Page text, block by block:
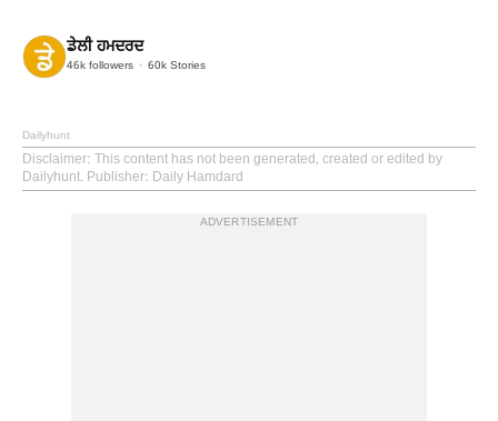
ਡੇਲੀ ਹਮਦਰਦ
46k followers 60k Stories
Dailyhunt
Disclaimer: This content has not been generated, created or edited by
Dailyhunt. Publisher: Daily Hamdard
ADVERTISEMENT